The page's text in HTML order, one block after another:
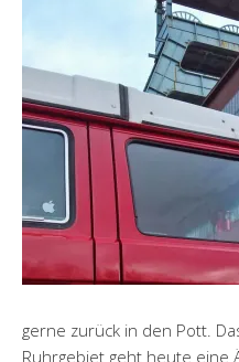
gerne zurück in den Pott.
Ruhrgebiet geht heute eine